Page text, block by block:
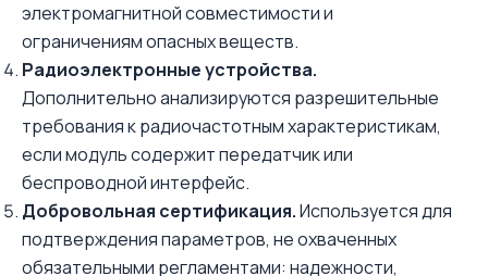
электромагнитной совместимости и
ограничениям опасных веществ.
Радиоэлектронные устройства.
Дополнительно анализируются разрешительные
требования к радиочастотным характеристикам,
если модуль содержит передатчик или
беспроводной интерфейс.
Добровольная сертификация.Используется для
подтверждения параметров, не охваченных
обязательными регламентами: надежности,